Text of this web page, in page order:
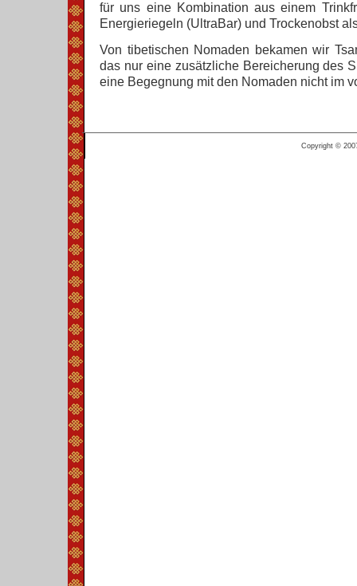
für uns eine Kombination aus einem
Energieriegeln (UltraBar) und Trockenobst
Von tibetischen Nomaden bekamen wir
das nur eine zusätzliche Bereicherung des
eine Begegnung mit den Nomaden nicht im
Copyright ©